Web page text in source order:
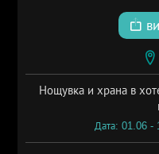
Нощувка и храна в
Дата: 01.06 -